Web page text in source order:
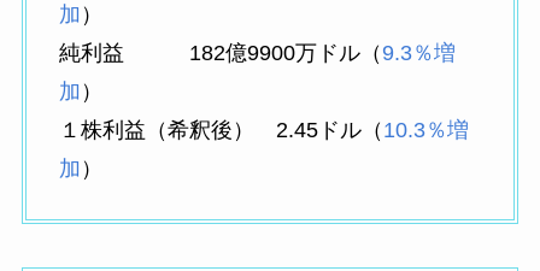
加 ）
純利益 182億9900万ドル（ 9.3％増
加 ）
１株利益（希釈後） 2.45ドル（ 10.3％増
加 ）